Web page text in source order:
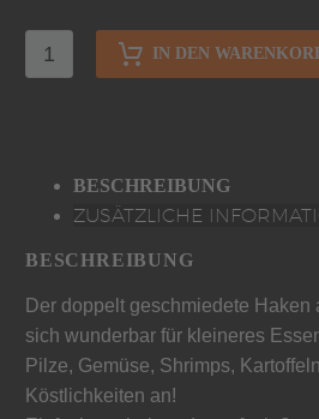
IN DEN
BESCHREIBUNG
ZUSÄTZLICHE
BESCHREIBUNG
Der doppelt geschmiedete Haken
sich wunderbar für kleineres
Pilze, Gemüse, Shrimps,
Köstlichkeiten an!